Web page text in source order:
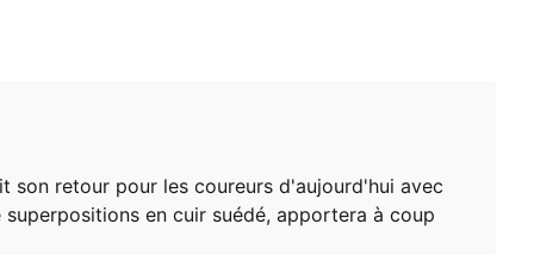
son retour pour les coureurs d'aujourd'hui avec
en cuir suédé, apportera à coup